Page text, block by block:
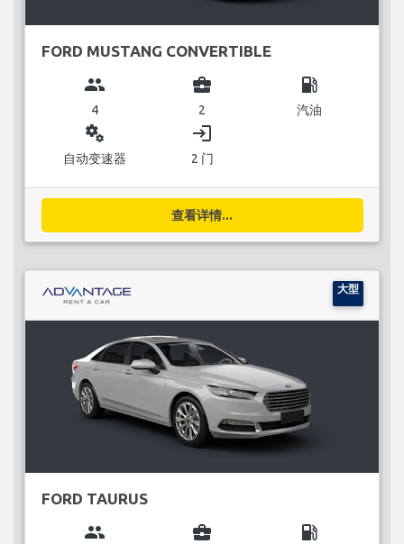
FORD MUSTANG CONVERTIBLE
group
4
business_center
2
local_gas_station
汽油
miscellaneous_services
自动变速器
login
2 门
查看详情...
大型
FORD TAURUS
group business_center local_gas_station